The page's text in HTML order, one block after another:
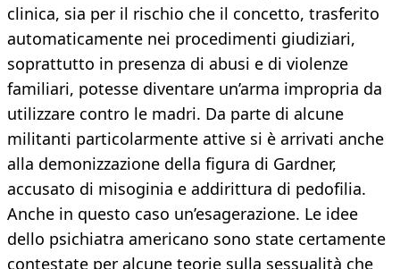
clinica, sia per il rischio che il concetto, trasferito
automaticamente nei procedimenti giudiziari,
soprattutto in presenza di abusi e di violenze
familiari, potesse diventare un’arma impropria da
utilizzare contro le madri. Da parte di alcune
militanti particolarmente attive si è arrivati anche
alla demonizzazione della figura di Gardner,
accusato di misoginia e addirittura di pedofilia.
Anche in questo caso un’esagerazione. Le idee
dello psichiatra americano sono state certamente
contestate per alcune teorie sulla sessualità che